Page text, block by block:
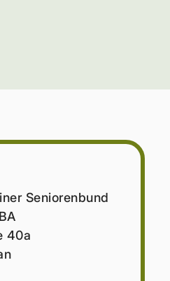
Seniorenbund
40a